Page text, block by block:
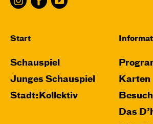
Start
Schauspiel
Junges Schauspiel
Stadt:Kollektiv
Karten
Besuch
Das